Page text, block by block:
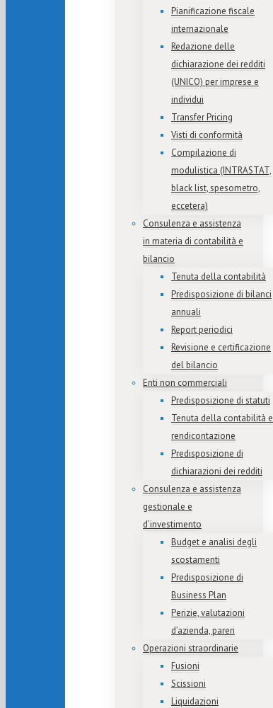
Pianificazione fiscale
internazionale
Redazione delle
dichiarazione dei redditi
(UNICO) per imprese e
individui
Transfer Pricing
Visti di conformità
Compilazione di
modulistica (INTRASTAT,
black list, spesometro,
eccetera)
Consulenza e assistenza
in materia di contabilità e
bilancio
Tenuta della contabilità
Predisposizione di bilanci
annuali
Report periodici
Revisione e certificazione
del bilancio
Enti non commerciali
Predisposizione di statuti
Tenuta della contabilità e
rendicontazione
Predisposizione di
dichiarazioni dei redditi
Consulenza e assistenza
gestionale e
d’investimento
Budget e analisi degli
scostamenti
Predisposizione di
Business Plan
Perizie, valutazioni
d’azienda, pareri
Operazioni straordinarie
Fusioni
Scissioni
Liquidazioni